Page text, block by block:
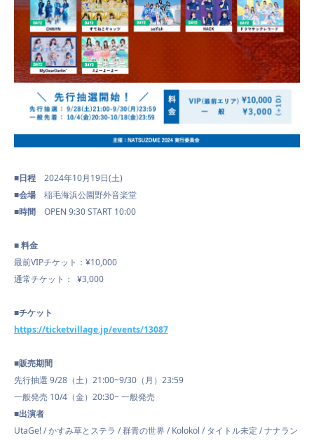
CONTACT
■日程 2024年10月19日(土)
■会場 稲毛海浜公園野外音楽堂
■時間 OPEN 9:30 START 10:00
■ 料金
最前VIPチケット：¥10,000
通常チケット： ¥3,000
■チケット
https://ticketvillage.jp/events/13087
■販売期間
先行抽選 9/28（土）21:00~9/30（月）23:59
一般発売 10/4（金）20:30~ 一般発売
■出演者
UtaGe! / かすみ草とステラ / 群青の世界 / Kolokol / タイトル未定 / ナナラン